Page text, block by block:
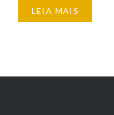
e Práxis
coletivo se
LEIA MAIS